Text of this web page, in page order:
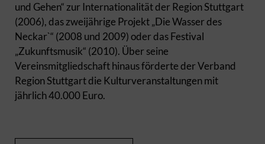
und Gehen“ zur Internationalität der Region Stuttgart
(2006), das zweijährige Projekt „Die Wasser des
Neckar`“ (2008 und 2009) oder das Festival
„Zukunftsmusik“ (2010). Über seine
Vereinsmitgliedschaft hinaus förderte der Verband
Region Stuttgart die Kulturveranstaltungen mit
jährlich 40.000 Euro.